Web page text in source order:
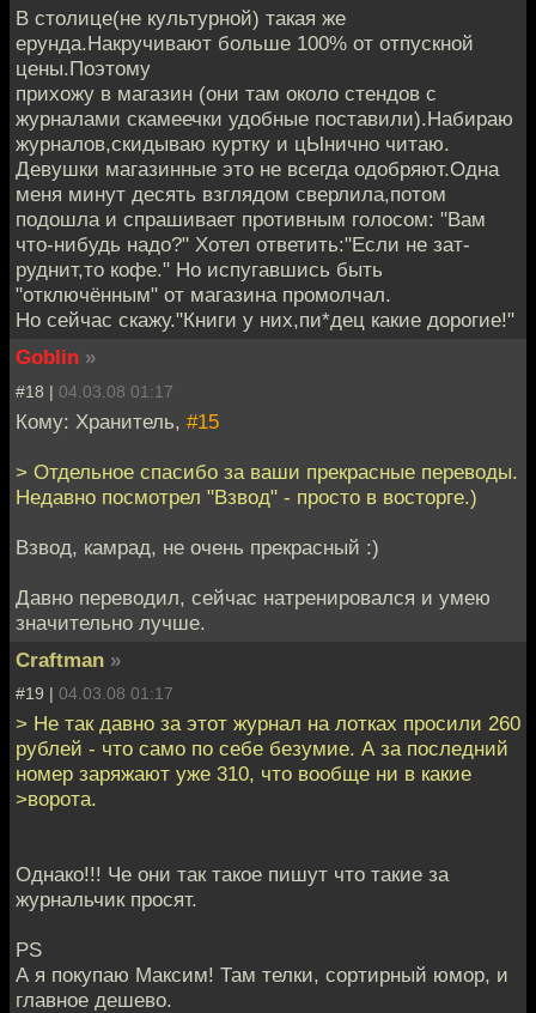
В столице(не культурной) такая же
ерунда.Накручивают больше 100% от отпускной
цены.Поэтому
прихожу в магазин (они там около стендов с
журналами скамеечки удобные поставили).Набираю
журналов,скидываю куртку и цЫнично читаю.
Девушки магазинные это не всегда одобряют.Одна
меня минут десять взглядом сверлила,потом
подошла и спрашивает противным голосом: "Вам
что-нибудь надо?" Хотел ответить:"Если не зат-
руднит,то кофе." Но испугавшись быть
"отключённым" от магазина промолчал.
Но сейчас скажу."Книги у них,пи*дец какие дорогие!"
Goblin »
#18 | 04.03.08 01:17
Кому: Хранитель, #15
> Отдельное спасибо за ваши прекрасные переводы.
Недавно посмотрел "Взвод" - просто в восторге.)
Взвод, камрад, не очень прекрасный :)
Давно переводил, сейчас натренировался и умею
значительно лучше.
Craftman »
#19 | 04.03.08 01:17
> Не так давно за этот журнал на лотках просили 260
рублей - что само по себе безумие. А за последний
номер заряжают уже 310, что вообще ни в какие
>ворота.
Однако!!! Че они так такое пишут что такие за
журнальчик просят.
PS
А я покупаю Максим! Там телки, сортирный юмор, и
главное дешево.